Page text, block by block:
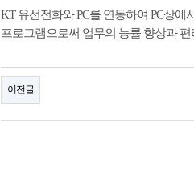
KT 유선전화와 PC를 연동하여 PC상
프로그램으로써 업무의 능률 향상과
이전글